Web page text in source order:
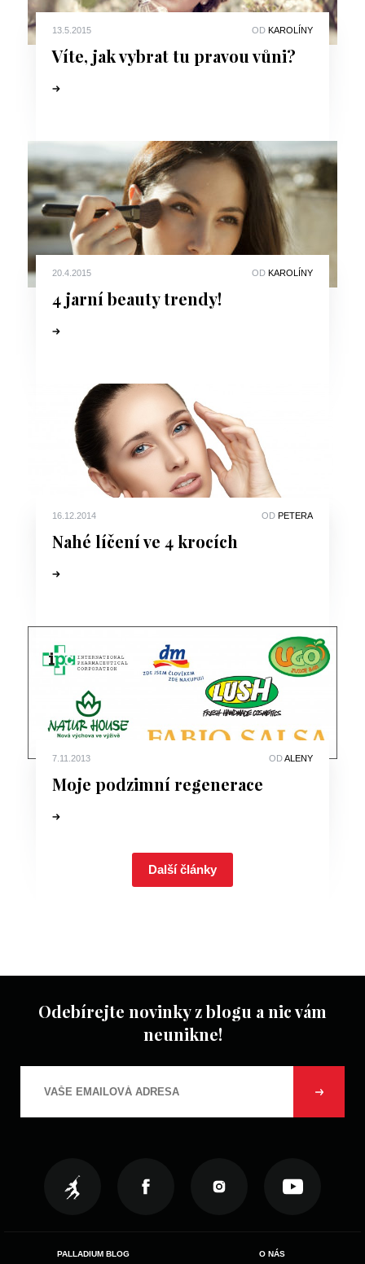
13.5.2015 OD KAROLÍNY
Víte, jak vybrat tu pravou vůni?
20.4.2015 OD KAROLÍNY
4 jarní beauty trendy!
16.12.2014 OD PETERA
Nahé líčení ve 4 krocích
7.11.2013 ODALENY
Moje podzimní regenerace
Další články
Odebírejte novinky z blogu a nic vám
neunikne!
PALLADIUM BLOG O NÁS